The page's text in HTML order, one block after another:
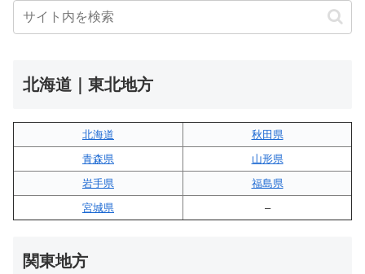
北海道｜東北地方
北海道
秋田県
青森県
山形県
岩手県
福島県
宮城県
–
関東地方